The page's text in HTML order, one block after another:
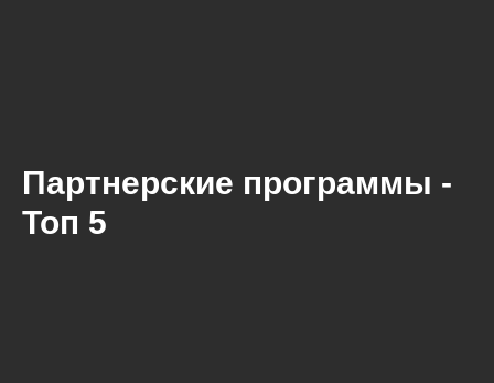
Партнерские программы -
Топ 5